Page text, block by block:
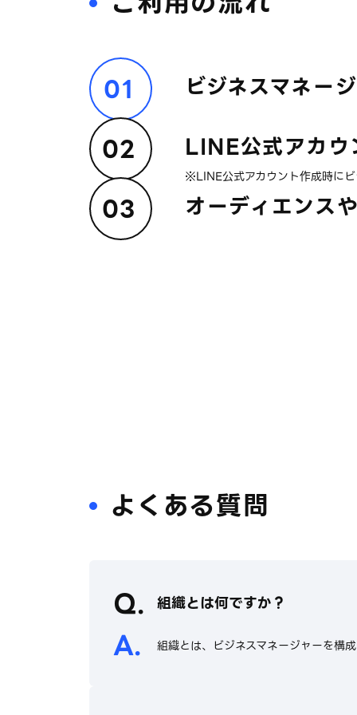
ビジネスマネー
LINE公式アカ
※LINE公式アカウント作成時に
オーディエンス
よくある質問
組織とは何ですか？
組織とは、ビジネスマネージャーを構